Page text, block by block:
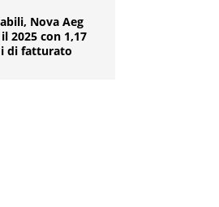
Nova Aeg
2025 con 1,17
di fatturato